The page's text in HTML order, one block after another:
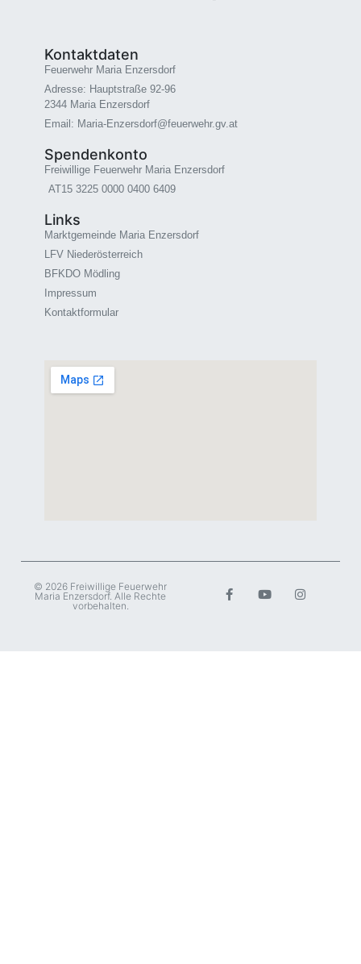
Kontaktdaten
Feuerwehr Maria Enzersdorf
Adresse: Hauptstraße 92-96
2344 Maria Enzersdorf
Email: Maria-Enzersdorf@feuerwehr.gv.at
Spendenkonto
Freiwillige Feuerwehr Maria Enzersdorf
AT15 3225 0000 0400 6409
Links
Marktgemeinde Maria Enzersdorf
LFV Niederösterreich
BFKDO Mödling
Impressum
Kontaktformular
© 2026 Freiwillige Feuerwehr
Maria Enzersdorf. Alle Rechte
vorbehalten.